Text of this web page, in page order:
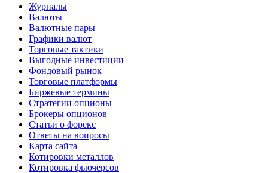
Журналы
Валюты
Валютные пары
Графики валют
Торговые тактики
Выгодные инвестиции
Фондовый рынок
Торговые платформы
Биржевые термины
Стратегии опционы
Брокеры опционов
Статьи о форекс
Ответы на вопросы
Карта сайта
Котировки металлов
Котировка фьючерсов